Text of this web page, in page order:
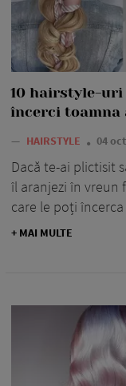
10 hairstyle-uri
încerci toamna
— HAIRSTYLE 04
Dacă te-ai plictisit
îl aranjezi în vreun
care le poți
+ MAI MULTE